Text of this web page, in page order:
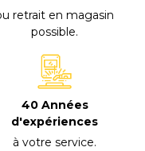
retrait en magasin
possible.
40 Années
d'expériences
à votre service.